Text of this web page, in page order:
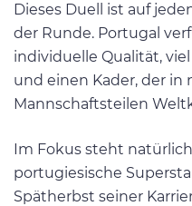
Dieses Duell ist auf
der Runde. Portugal
individuelle Qualität,
und einen Kader, der in
Mannschaftsteilen
Im Fokus steht
portugiesische
Spätherbst seiner